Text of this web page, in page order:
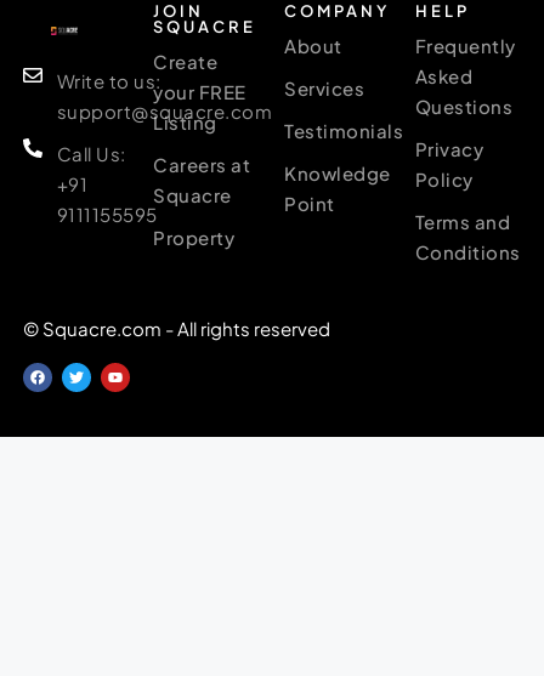
Write to us:
support@squacre.com
Call Us:
+91
9111155595
JOIN
SQUACRE
Create
your FREE
Listing
Careers at
Squacre
Property
COMPANY
About
Services
Testimonials
Knowledge
Point
HELP
Frequently
Asked
Questions
Privacy
Policy
Terms and
Conditions
© Squacre.com - All rights reserved